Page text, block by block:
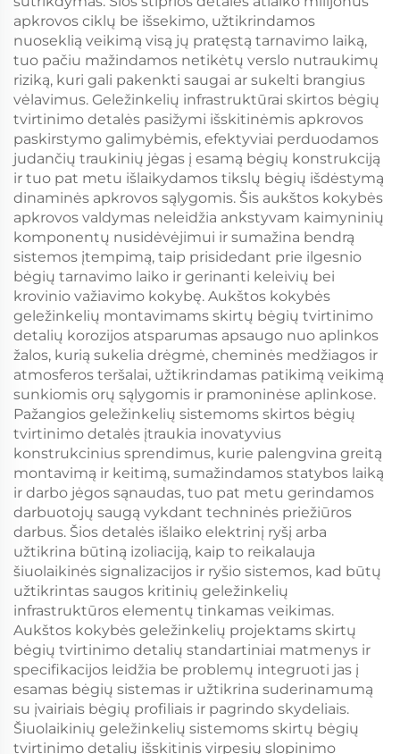
apkrovos ciklų be išsekimo, užtikrindamos
nuoseklią veikimą visą jų pratęstą tarnavimo laiką,
tuo pačiu mažindamos netikėtų verslo nutraukimų
riziką, kuri gali pakenkti saugai ar sukelti brangius
vėlavimus. Geležinkelių infrastruktūrai skirtos bėgių
tvirtinimo detalės pasižymi išskitinėmis apkrovos
paskirstymo galimybėmis, efektyviai perduodamos
judančių traukinių jėgas į esamą bėgių konstrukciją
ir tuo pat metu išlaikydamos tikslų bėgių išdėstymą
dinaminės apkrovos sąlygomis. Šis aukštos kokybės
apkrovos valdymas neleidžia ankstyvam kaimyninių
komponentų nusidėvėjimui ir sumažina bendrą
sistemos įtempimą, taip prisidedant prie ilgesnio
bėgių tarnavimo laiko ir gerinanti keleivių bei
krovinio važiavimo kokybę. Aukštos kokybės
geležinkelių montavimams skirtų bėgių tvirtinimo
detalių korozijos atsparumas apsaugo nuo aplinkos
žalos, kurią sukelia drėgmė, cheminės medžiagos ir
atmosferos teršalai, užtikrindamas patikimą veikimą
sunkiomis orų sąlygomis ir pramoninėse aplinkose.
Pažangios geležinkelių sistemoms skirtos bėgių
tvirtinimo detalės įtraukia inovatyvius
konstrukcinius sprendimus, kurie palengvina greitą
montavimą ir keitimą, sumažindamos statybos laiką
ir darbo jėgos sąnaudas, tuo pat metu gerindamos
darbuotojų saugą vykdant techninės priežiūros
darbus. Šios detalės išlaiko elektrinį ryšį arba
užtikrina būtiną izoliaciją, kaip to reikalauja
šiuolaikinės signalizacijos ir ryšio sistemos, kad būtų
užtikrintas saugos kritinių geležinkelių
infrastruktūros elementų tinkamas veikimas.
Aukštos kokybės geležinkelių projektams skirtų
bėgių tvirtinimo detalių standartiniai matmenys ir
specifikacijos leidžia be problemų integruoti jas į
esamas bėgių sistemas ir užtikrina suderinamumą
su įvairiais bėgių profiliais ir pagrindo skydeliais.
Šiuolaikinių geležinkelių sistemoms skirtų bėgių
tvirtinimo detalių išskitinis virpesių slopinimo